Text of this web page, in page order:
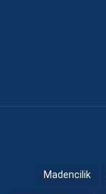
Madencilik